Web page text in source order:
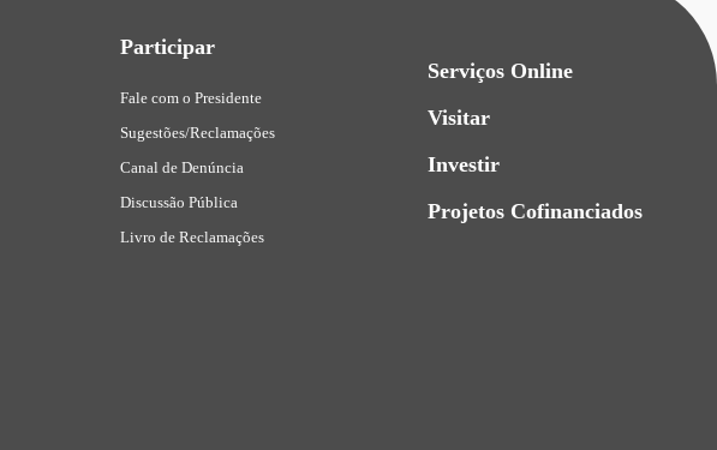
Participar
Fale com o Presidente
Sugestões/Reclamações
Canal de Denúncia
Discussão Pública
Livro de Reclamações
Serviços Online
Visitar
Investir
Projetos Cofinanciados